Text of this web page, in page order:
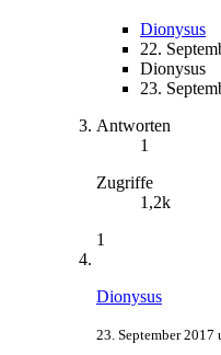
Dionysus
22.
Dionysus
23.
Antworten
1
Zugriffe
1,2k
1
Dionysus
23. September 2017